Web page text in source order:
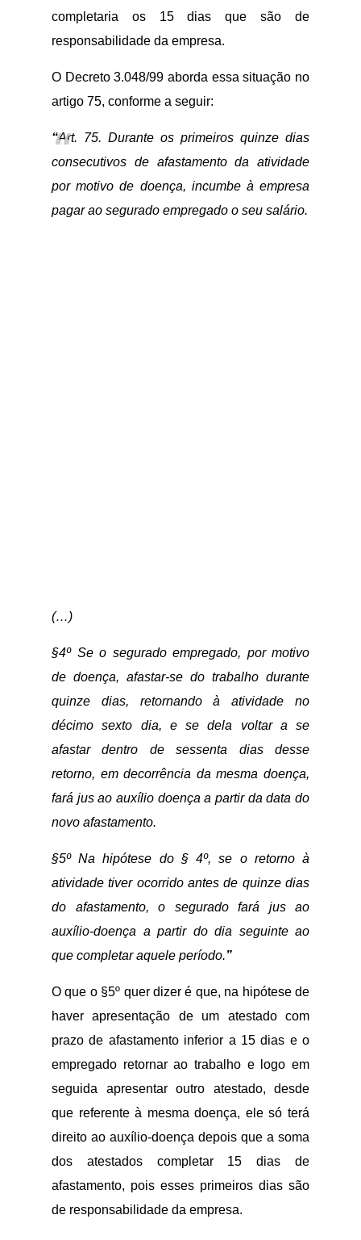
completaria os 15 dias que são de
responsabilidade da empresa.
O Decreto 3.048/99 aborda essa situação no
artigo 75, conforme a seguir:
“Art. 75. Durante os primeiros quinze dias
consecutivos de afastamento da atividade
por motivo de doença, incumbe à empresa
pagar ao segurado empregado o seu salário.
(…)
§4º Se o segurado empregado, por motivo
de doença, afastar-se do trabalho durante
quinze dias, retornando à atividade no
décimo sexto dia, e se dela voltar a se
afastar dentro de sessenta dias desse
retorno, em decorrência da mesma doença,
fará jus ao auxílio doença a partir da data do
novo afastamento.
§5º Na hipótese do § 4º, se o retorno à
atividade tiver ocorrido antes de quinze dias
do afastamento, o segurado fará jus ao
auxílio-doença a partir do dia seguinte ao
que completar aquele período.”
O que o §5º quer dizer é que, na hipótese de
haver apresentação de um atestado com
prazo de afastamento inferior a 15 dias e o
empregado retornar ao trabalho e logo em
seguida apresentar outro atestado, desde
que referente à mesma doença, ele só terá
direito ao auxílio-doença depois que a soma
dos atestados completar 15 dias de
afastamento, pois esses primeiros dias são
de responsabilidade da empresa.